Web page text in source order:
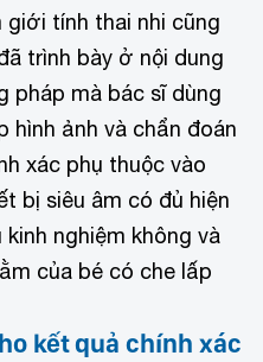
giới tính thai nhi cũng
trình bày ở nội dung
pháp mà bác sĩ dùng
hình ảnh và chẩn đoán
xác phụ thuộc vào
bị siêu âm có đủ hiện
nghiệm không và
của bé có che lấp
kết quả chính xác